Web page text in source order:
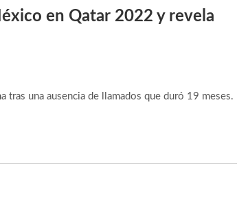
en Qatar 2022 y revela
tras una ausencia de llamados que duró 19 meses.